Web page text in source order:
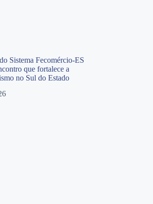
Sistema Fecomércio-ES
que fortalece a
no Sul do Estado